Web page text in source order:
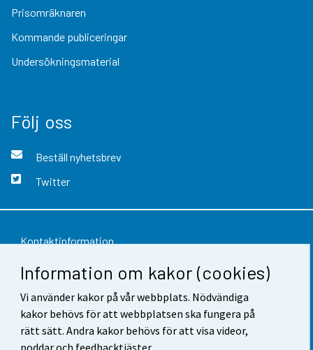
Information om kakor (cookies)
Vi använder kakor på vår webbplats. Nödvändiga
kakor behövs för att webbplatsen ska fungera på
rätt sätt. Andra kakor behövs för att visa videor,
poddar och feedbacktjäster.
Prisomräknaren
Kommande publiceringar
Undersökningsmaterial
Följ oss
Beställ nyhetsbrev
Twitter
Kontaktinformation
Respons
Användarvillkor
Dataskydd